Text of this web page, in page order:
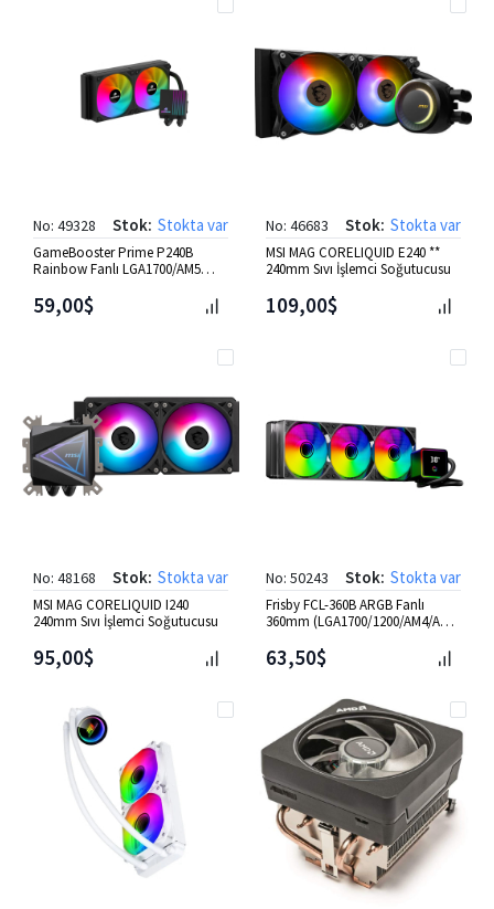
No: 49328 Stok: Stokta var
GameBooster Prime P240B
Rainbow Fanlı LGA1700/AM5
Soğutma
59,00$
No: 46683 Stok: Stokta var
MSI MAG CORELIQUID E240 **
240mm Sıvı İşlemci Soğutucusu
109,00$
No: 48168 Stok: Stokta var
MSI MAG CORELIQUID I240
240mm Sıvı İşlemci Soğutucusu
95,00$
No: 50243 Stok: Stokta var
Frisby FCL-360B ARGB Fanlı
360mm (LGA1700/1200/AM4/AM5)
63,50$